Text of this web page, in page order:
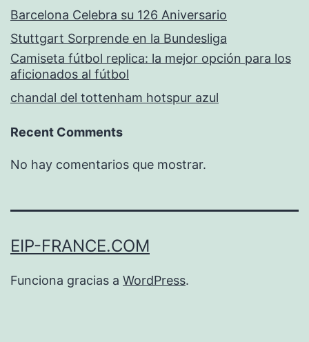
Barcelona Celebra su 126 Aniversario
Stuttgart Sorprende en la Bundesliga
Camiseta fútbol replica: la mejor opción para los
aficionados al fútbol
chandal del tottenham hotspur azul
Recent Comments
No hay comentarios que mostrar.
EIP-FRANCE.COM
Funciona gracias a WordPress.